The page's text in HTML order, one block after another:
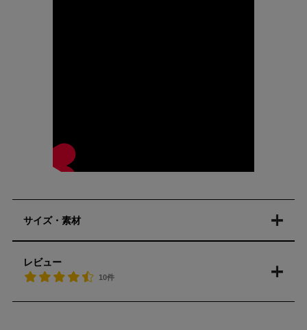
サイズ・素材
レビュー
10件